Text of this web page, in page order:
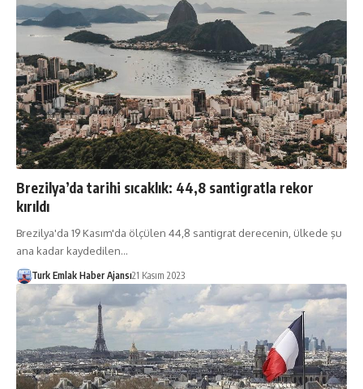
Brezilya’da tarihi sıcaklık: 44,8 santigratla rekor
kırıldı
Brezilya'da 19 Kasım'da ölçülen 44,8 santigrat derecenin, ülkede şu
ana kadar kaydedilen…
Turk Emlak Haber Ajansı21 Kasım 2023